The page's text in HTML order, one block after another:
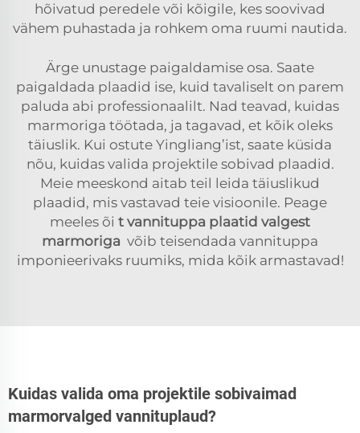
hõivatud peredele või kõigile, kes soovivad
vähem puhastada ja rohkem oma ruumi nautida.
Ärge unustage paigaldamise osa. Saate
paigaldada plaadid ise, kuid tavaliselt on parem
paluda abi professionaalilt. Nad teavad, kuidas
marmoriga töötada, ja tagavad, et kõik oleks
täiuslik. Kui ostute Yingliang’ist, saate küsida
nõu, kuidas valida projektile sobivad plaadid.
Meie meeskond aitab teil leida täiuslikud
plaadid, mis vastavad teie visioonile. Peage
meeles õi t vannituppa plaatid valgest
marmoriga võib teisendada vannituppa
imponieerivaks ruumiks, mida kõik armastavad!
Kuidas valida oma projektile sobivaimad
marmorvalged vannituplaud?